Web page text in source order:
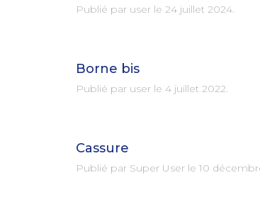
Publié par user le 24 juillet 2024.
Borne bis
Publié par user le 4 juillet 2022.
Cassure
Publié par Super User le 10